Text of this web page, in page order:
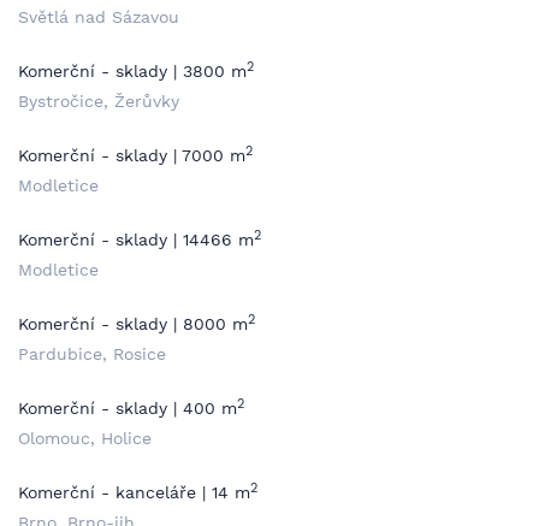
Světlá nad Sázavou
Komerční - sklady | 3800 m2
Bystročice, Žerůvky
Komerční - sklady | 7000 m2
Modletice
Komerční - sklady | 14466 m2
Modletice
Komerční - sklady | 8000 m2
Pardubice, Rosice
Komerční - sklady | 400 m2
Olomouc, Holice
Komerční - kanceláře | 14 m2